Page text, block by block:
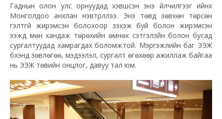
Гаднын олон улс орнуудад хэвшсэн энэ үйлчилгээг ийнхүү
Монголдоо анхлан нэвтрүүллээ. Энэ төвд зөвхөн төрсөн
гэлтгүй жирэмсэн болохоор зэхэж буй болон жирэмсэн
ээжүүд мөн хандаж төрөхийн өмнөх сэтгэлзүйн болон бусад
сургалтуудад хамрагдах боломжтой. Мэргэжлийн баг ЭЭЖ
бүхэнд зөвлөгөө, мэдээлэл, сургалт өгөхөөр ажиллаж байгаа
нь ЭЭЖ төвийн онцлог, давуу тал юм.